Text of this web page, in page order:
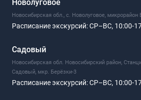
Новолуговое
Новосибирская обл., с. Новолуговое, микрорайон
Расписание экскурсий:СР–ВС, 10:00-
Садовый
Новосибирская обл. Новосибирский район,
Садовый, мкр. Берёзки-3
Расписание экскурсий:СР–ВС, 10:00-